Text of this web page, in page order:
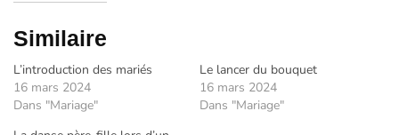
Similaire
L’introduction des mariés
16 mars 2024
Dans "Mariage"
Le lancer du bouquet
16 mars 2024
Dans "Mariage"